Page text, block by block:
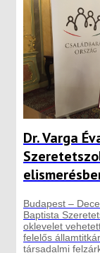
Dr. Varga
Budapest –
Baptista
oklevelet
felelős
társadalmi